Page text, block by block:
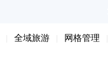
全域旅游 网格管理